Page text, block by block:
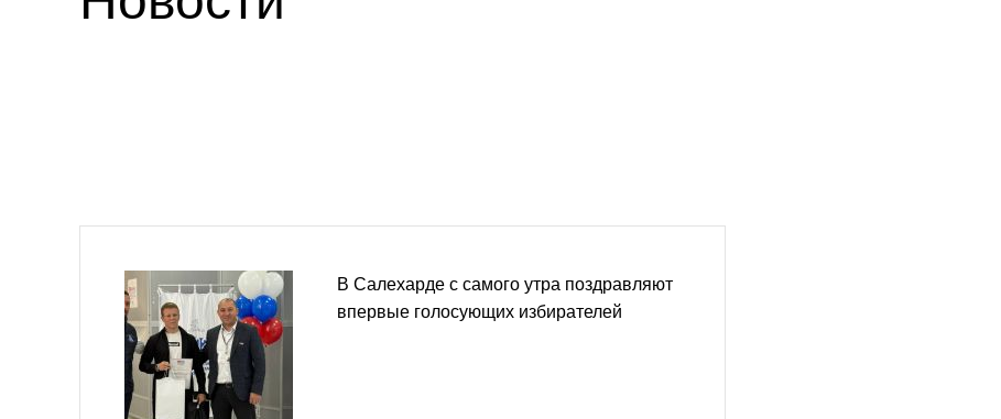
В Салехарде с самого утра поздравляют
впервые голосующих избирателей